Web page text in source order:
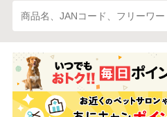
犬
小動物・鳥
ログイン
会員登録
あにまるキャンパスについて